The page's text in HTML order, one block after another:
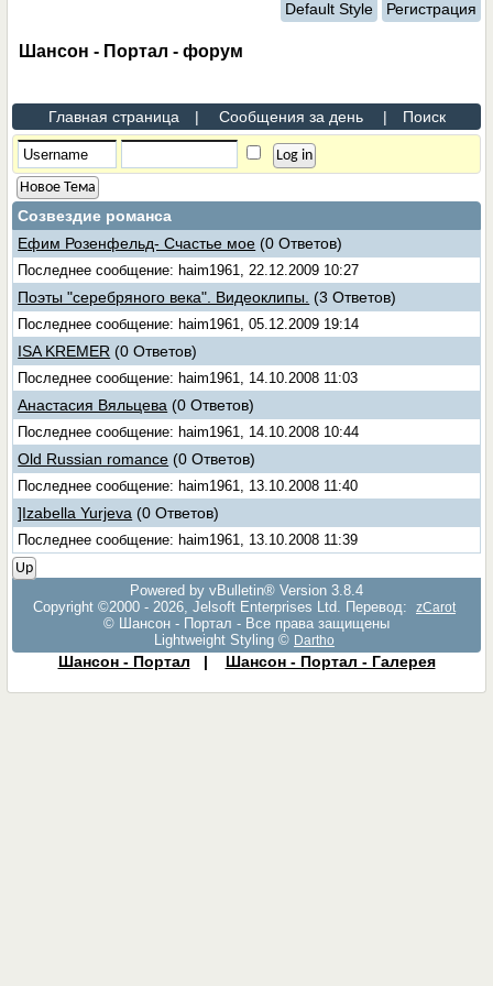
Default Style Регистрация
Шансон - Портал - форум
Главная страница | Сообщения за день | Поиск
Новое Тема
Созвездие романса
Ефим Розенфельд- Счастье мое (0 Ответов)
Последнее сообщение: haim1961, 22.12.2009 10:27
Поэты "серебряного века". Видеоклипы. (3 Ответов)
Последнее сообщение: haim1961, 05.12.2009 19:14
ISA KREMER (0 Ответов)
Последнее сообщение: haim1961, 14.10.2008 11:03
Анастасия Вяльцева (0 Ответов)
Последнее сообщение: haim1961, 14.10.2008 10:44
Old Russian romance (0 Ответов)
Последнее сообщение: haim1961, 13.10.2008 11:40
]Izabella Yurjeva (0 Ответов)
Последнее сообщение: haim1961, 13.10.2008 11:39
Up
Powered by vBulletin® Version 3.8.4
Copyright ©2000 - 2026, Jelsoft Enterprises Ltd. Перевод:
zCarot
© Шансон - Портал - Все права защищены
Lightweight Styling © Dartho
Шансон - Портал | Шансон - Портал - Галерея